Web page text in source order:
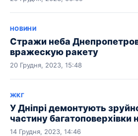
НОВИНИ
Стражи неба
вражескую ракету
20 Грудня, 2023, 15:48
ЖКГ
У Дніпрі демонтують
частину багатоповерхівки
14 Грудня, 2023, 14:46